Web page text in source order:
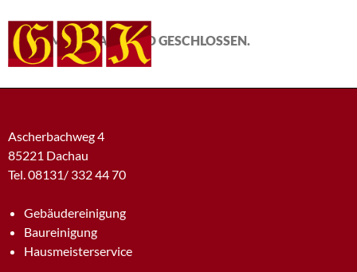
DIE KOMMENTARE SIND GESCHLOSSEN.
Ascherbachweg 4
85221 Dachau
Tel. 08131/ 332 44 70
Gebäudereinigung
Baureinigung
Hausmeisterservice